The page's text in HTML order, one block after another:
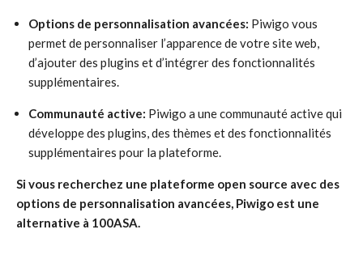
Options de personnalisation avancées: Piwigo vous
permet de personnaliser l’apparence de votre site web,
d’ajouter des plugins et d’intégrer des fonctionnalités
supplémentaires.
Communauté active: Piwigo a une communauté active qui
développe des plugins, des thèmes et des fonctionnalités
supplémentaires pour la plateforme.
Si vous recherchez une plateforme open source avec des
options de personnalisation avancées, Piwigo est une
alternative à 100ASA.